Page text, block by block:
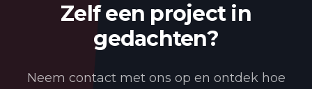
Zelf een project in
gedachten?
Neem contact met ons op en ontdek hoe